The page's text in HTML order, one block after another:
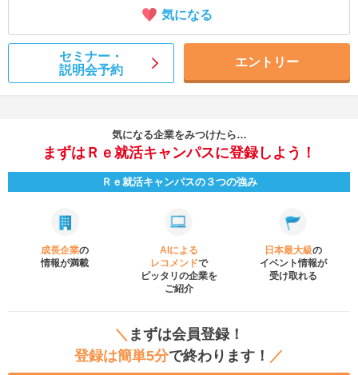
気になる
セミナー・
説明会予約
エントリー
気になる企業をみつけたら…
まずはＲｅ就活キャンパスに登録しよう！
Ｒｅ就活キャンパスの３つの強み
成長企業の
情報が満載
AIによる
レコメンドで
ピッタリの企業を
ご紹介
日本最大級の
イベント情報が
受け取れる
＼ まずは会員登録！
登録は簡単5分で終わります！ ／